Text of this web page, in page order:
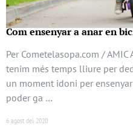
Com ensenyar a anar en
Per Cometelasopa.com /
tenim més temps lliure per
un moment idoni per
poder ga …
6 agost del 2020